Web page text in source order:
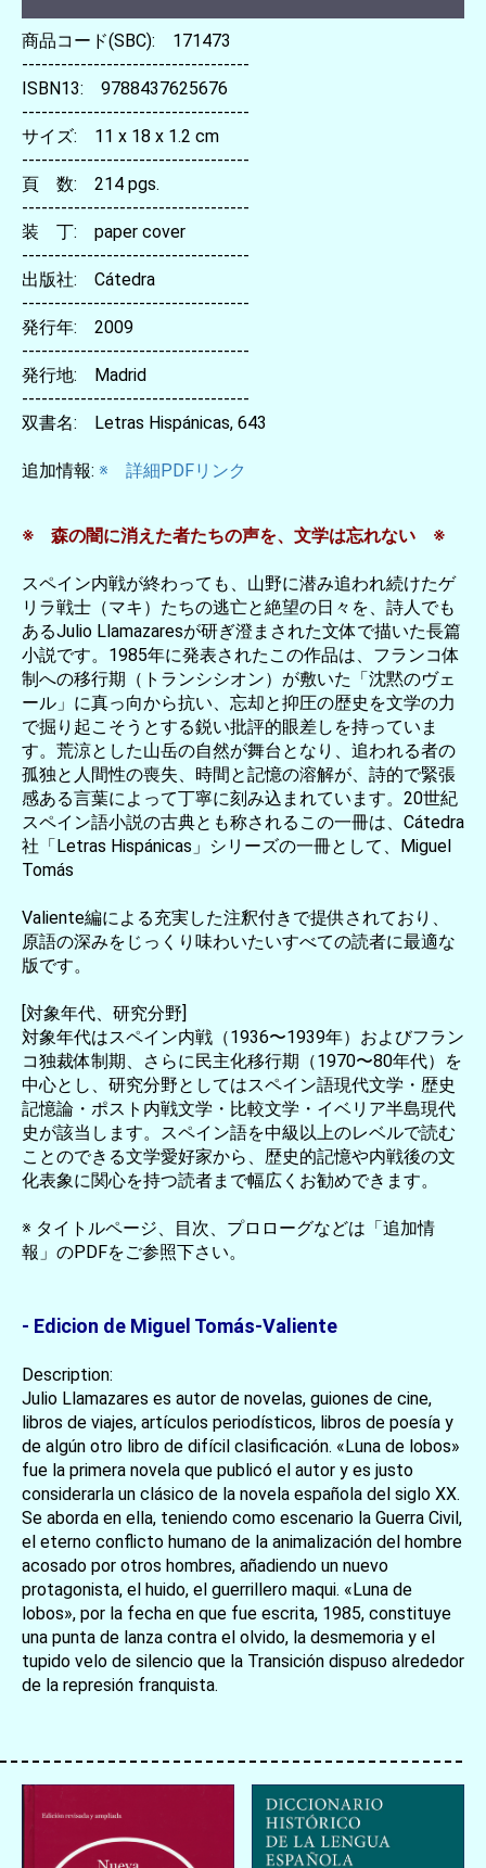
お買い物を続ける カートへ進む
商品コード(SBC): 171473
-----------------------------------
ISBN13: 9788437625676
-----------------------------------
サイズ: 11 x 18 x 1.2 cm
-----------------------------------
頁 数: 214 pgs.
-----------------------------------
装 丁: paper cover
-----------------------------------
出版社: Cátedra
-----------------------------------
発行年: 2009
-----------------------------------
発行地: Madrid
-----------------------------------
双書名: Letras Hispánicas, 643
追加情報: ※ 詳細PDFリンク
※ 森の闇に消えた者たちの声を、文学は忘れない ※
スペイン内戦が終わっても、山野に潜み追われ続けたゲ
リラ戦士（マキ）たちの逃亡と絶望の日々を、詩人でも
あるJulio Llamazaresが研ぎ澄まされた文体で描いた長篇
小説です。1985年に発表されたこの作品は、フランコ体
制への移行期（トランシシオン）が敷いた「沈黙のヴェ
ール」に真っ向から抗い、忘却と抑圧の歴史を文学の力
で掘り起こそうとする鋭い批評的眼差しを持っていま
す。荒涼とした山岳の自然が舞台となり、追われる者の
孤独と人間性の喪失、時間と記憶の溶解が、詩的で緊張
感ある言葉によって丁寧に刻み込まれています。20世紀
スペイン語小説の古典とも称されるこの一冊は、Cátedra
社「Letras Hispánicas」シリーズの一冊として、Miguel
Tomás
Valiente編による充実した注釈付きで提供されており、
原語の深みをじっくり味わいたいすべての読者に最適な
版です。
[対象年代、研究分野]
対象年代はスペイン内戦（1936〜1939年）およびフラン
コ独裁体制期、さらに民主化移行期（1970〜80年代）を
中心とし、研究分野としてはスペイン語現代文学・歴史
記憶論・ポスト内戦文学・比較文学・イベリア半島現代
史が該当します。スペイン語を中級以上のレベルで読む
ことのできる文学愛好家から、歴史的記憶や内戦後の文
化表象に関心を持つ読者まで幅広くお勧めできます。
※ タイトルページ、目次、プロローグなどは「追加情
報」のPDFをご参照下さい。
- Edicion de Miguel Tomás-Valiente
Description:
Julio Llamazares es autor de novelas, guiones de cine,
libros de viajes, artículos periodísticos, libros de poesía y
de algún otro libro de difícil clasificación. «Luna de lobos»
fue la primera novela que publicó el autor y es justo
considerarla un clásico de la novela española del siglo XX.
Se aborda en ella, teniendo como escenario la Guerra Civil,
el eterno conflicto humano de la animalización del hombre
acosado por otros hombres, añadiendo un nuevo
protagonista, el huido, el guerrillero maqui. «Luna de
lobos», por la fecha en que fue escrita, 1985, constituye
una punta de lanza contra el olvido, la desmemoria y el
tupido velo de silencio que la Transición dispuso alrededor
de la represión franquista.